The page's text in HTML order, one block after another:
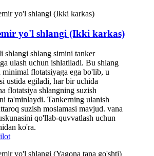
yo'l shlangi (Ikki karkas)
shlangi shlang simini tanker
ulash uchun ishlatiladi. Bu shlang
minimal flotatsiyaga ega bo'lib, u
ustida egiladi, har bir uchida
flotatsiya shlangning suzish
ta'minlaydi. Tankerning ulanish
suzish moslamasi mavjud. vana
qo'llab-quvvatlash uchun
ko'ra.